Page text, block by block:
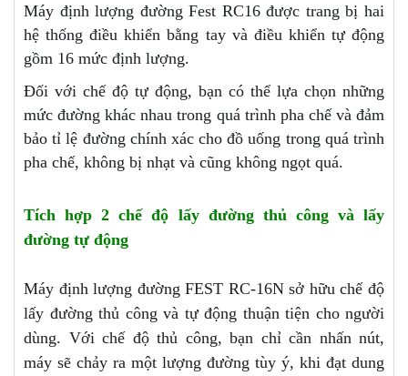
Máy định lượng đường Fest RC16 được trang bị hai
hệ thống điều khiển bằng tay và điều khiển tự động
gồm 16 mức định lượng.
Đối với chế độ tự động, bạn có thể lựa chọn những
mức đường khác nhau trong quá trình pha chế và đảm
bảo tỉ lệ đường chính xác cho đồ uống trong quá trình
pha chế, không bị nhạt và cũng không ngọt quá.
Tích hợp 2 chế độ lấy đường thủ công và lấy
đường tự động
Máy định lượng đường FEST RC-16N sở hữu chế độ
lấy đường thủ công và tự động thuận tiện cho người
dùng. Với chế độ thủ công, bạn chỉ cần nhấn nút,
máy sẽ chảy ra một lượng đường tùy ý, khi đạt dung